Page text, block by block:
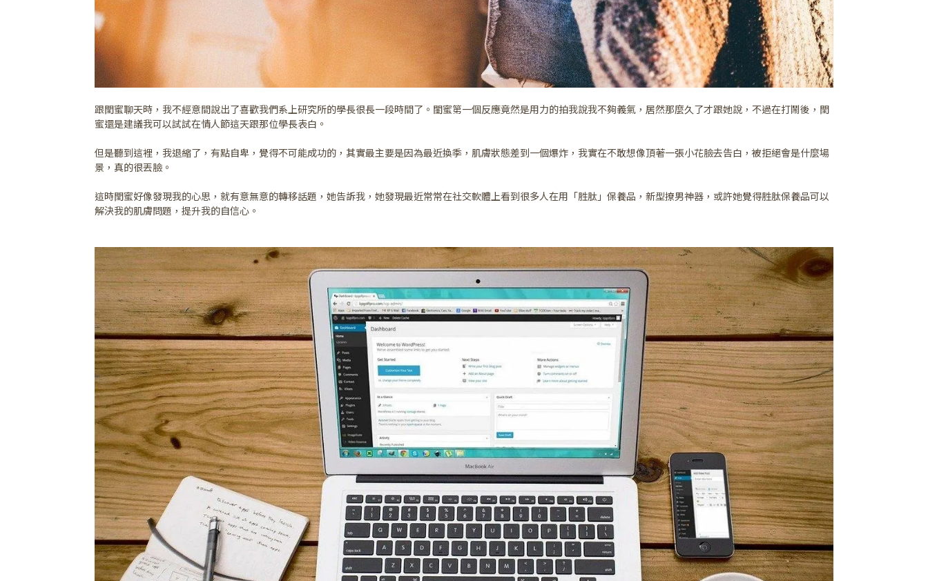
跟閏蜜聊天時，我不經意間說出了喜歡我們系上研究所的學長很長一段時間了。閨蜜第一個反應竟然是用力的拍我說我不夠義氣，居然那麼久了才跟她說，不過在打鬧後，閏
蜜還是建議我可以試試在情人節這天跟那位學長表白。
但是聽到這裡，我退縮了，有點自卑，覺得不可能成功的，其實最主要是因為最近換季，肌膚狀態差到一個爆炸，我實在不敢想像頂著一張小花臉去告白，被拒絕會是什麼場
景，真的很丟臉。
這時閏蜜好像發現我的心思，就有意無意的轉移話題，她告訴我，她發現最近常常在社交軟體上看到很多人在用「胜肽」保養品，新型撩男神器，或許她覺得胜肽保養品可以
解決我的肌膚問題，提升我的自信心。